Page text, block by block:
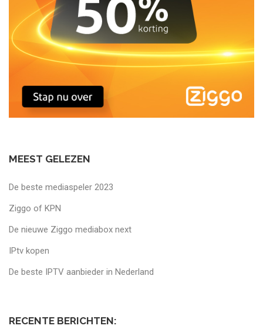
MEEST GELEZEN
De beste mediaspeler 2023
Ziggo of KPN
De nieuwe Ziggo mediabox next
IPtv kopen
De beste IPTV aanbieder in Nederland
RECENTE BERICHTEN: